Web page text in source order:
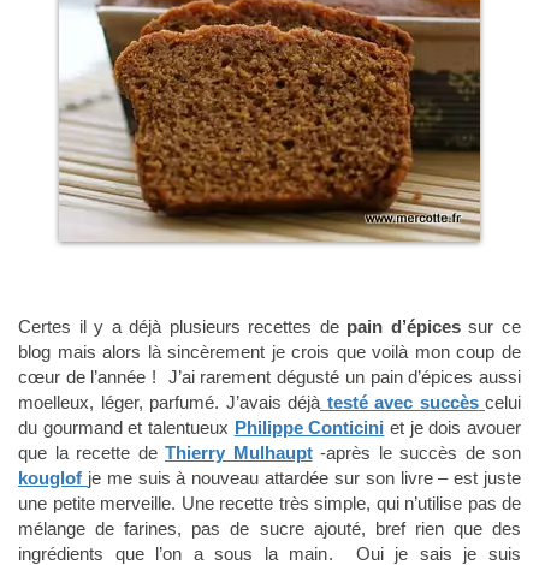
Certes il y a déjà plusieurs recettes de pain d’épicessur ce
blog mais alors là sincèrement je crois que voilà mon coup de
cœur de l’année ! J’ai rarement dégusté un pain d’épices aussi
moelleux, léger, parfumé. J’avais déjà testé avec succès celui
du gourmand et talentueux Philippe Conticini et je dois avouer
que la recette de Thierry Mulhaupt-après le succès de son
kouglof je me suis à nouveau attardée sur son livre – est juste
une petite merveille. Une recette très simple, qui n’utilise pas de
mélange de farines, pas de sucre ajouté, bref rien que des
ingrédients que l’on a sous la main. Oui je sais je suis